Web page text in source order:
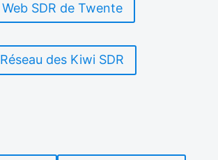
Web SDR de Twente
Réseau des Kiwi SDR